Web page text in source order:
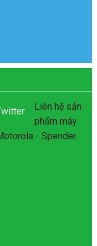
Liên hệ sản
phẩm máy
- Spender.